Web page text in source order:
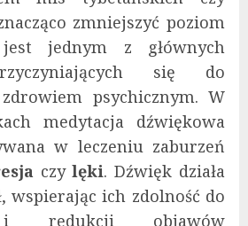
zmniejszyć poziom
jednym z głównych
się do
psychicznym. W
medytacja dźwiękowa
w leczeniu zaburzeń
czylęki. Dźwięk działa
wspierając ich zdolność do
i redukcji objawów